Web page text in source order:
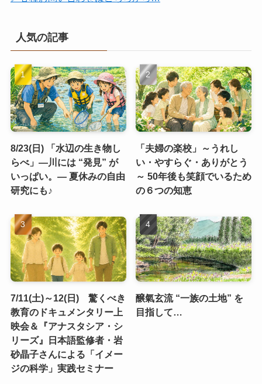
人気の記事
8/23(日) 「水辺の生き物し
らべ」―川には “発見” が
いっぱい。― 夏休みの自由
研究にも♪
「夫婦の楽校」～うれし
い・やすらぐ・ありがとう
～ 50年後も笑顔でいるため
の６つの知恵
7/11(土)～12(日) 驚くべき
教育のドキュメンタリー上
映会＆『アナスタシア・シ
リーズ』日本語監修者・岩
砂晶子さんによる「イメー
ジの科学」実践セミナー
醸氣玄流 “一族の土地” を
目指して…